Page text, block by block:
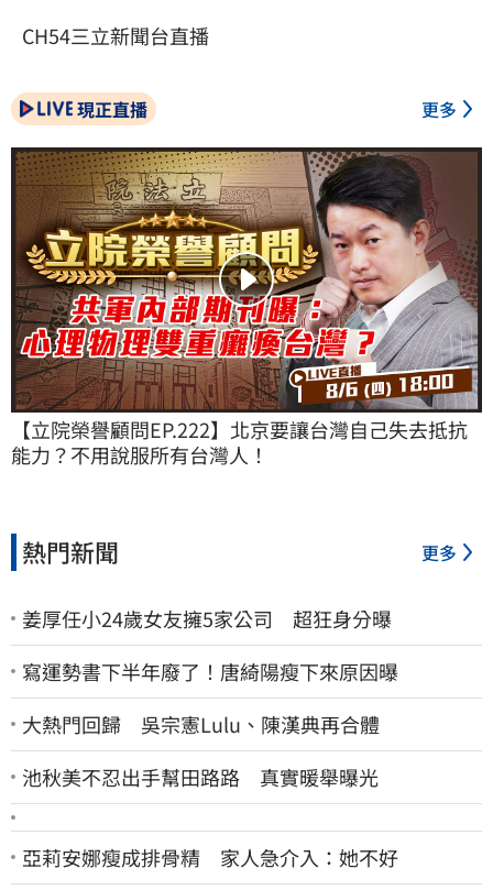
CH54三立新聞台直播
現正直播 更多
【立院榮譽顧問EP.222】北京要讓台灣自己失去抵抗
能力？不用說服所有台灣人！
熱門新聞 更多
姜厚任小24歲女友擁5家公司 超狂身分曝
寫運勢書下半年廢了！唐綺陽瘦下來原因曝
大熱門回歸 吳宗憲Lulu、陳漢典再合體
池秋美不忍出手幫田路路 真實暖舉曝光
亞莉安娜瘦成排骨精 家人急介入：她不好